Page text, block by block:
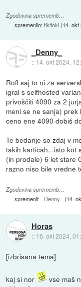
Zgodovina sprememb…
spremenilo:tikitoki(14. okt
_Denny_
:: 14. okt 2024,
Rofl saj to ni za
igral s selfhosted
privoščiti 4090 za 2
meni se ne sanja)
ceno ene 4090 dobiš
Te bedarije so zdaj v
takih karticah...isto kot
(in prodale) 6 let stare
razno niso bile vredne
Zgodovina sprememb…
spremenil: _Denny_ (14.
Horas
:: 16. okt 2024,
[izbrisana tema]
kaj si nor
vse maš